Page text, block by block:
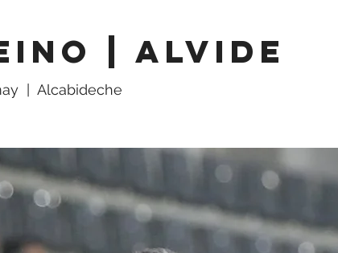
| Alvide
Alcabideche